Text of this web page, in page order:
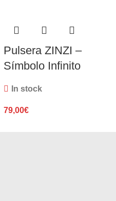
Pulsera ZINZI –
Símbolo Infinito
In stock
79,00€